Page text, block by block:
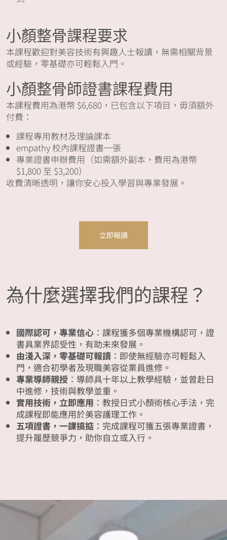
小顏整骨課程要求
本課程歡迎對美容技術有興趣人士報讀，無需相關背景
或經驗，零基礎亦可輕鬆入門。
小顏整骨師證書課程費用
本課程費用為港幣 $6,680，已包含以下項目，毋須額外
付費：
課程專用教材及理論課本
empathy 校內課程證書一張
專業證書申辦費用（如需額外副本，費用為港幣
$1,800 至 $3,200）
收費清晰透明，讓你安心投入學習與專業發展。
立即報讀
為什麼選擇我們的課程？
國際認可，專業信心 ：課程獲多個專業機構認可，證
書具業界認受性，有助未來發展。
由淺入深，零基礎可報讀 ：即使無經驗亦可輕鬆入
門，適合初學者及現職美容從業員進修。
專業導師親授 ：導師具十年以上教學經驗，並曾赴日
中進修，技術與教學並重。
實用技術，立即應用 ：教授日式小顏術核心手法，完
成課程即能應用於美容護理工作。
五項證書，一課搞掂 ：完成課程可獲五張專業證書，
提升履歷競爭力，助你自立或入行。